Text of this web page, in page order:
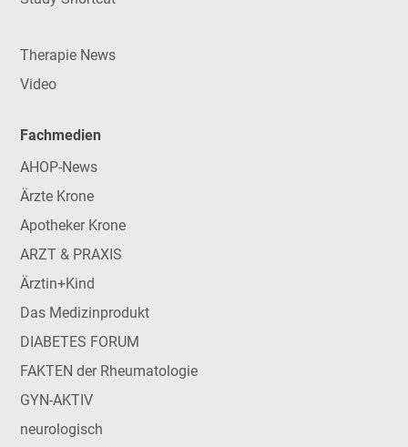
Therapie News
Video
Fachmedien
AHOP-News
Ärzte Krone
Apotheker Krone
ARZT & PRAXIS
Ärztin+Kind
Das Medizinprodukt
DIABETES FORUM
FAKTEN der Rheumatologie
GYN-AKTIV
neurologisch